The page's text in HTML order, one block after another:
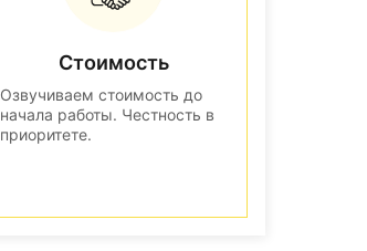
Стоимость
Озвучиваем стоимость до
начала работы. Честность в
приоритете.